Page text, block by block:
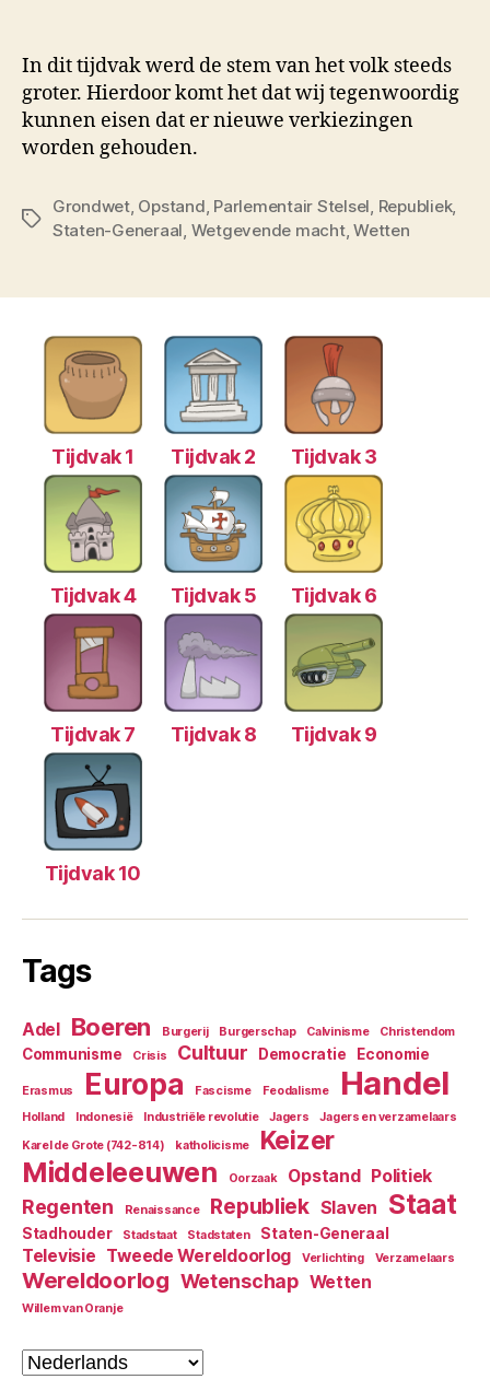
In dit tijdvak werd de stem van het volk steeds
groter. Hierdoor komt het dat wij tegenwoordig
kunnen eisen dat er nieuwe verkiezingen
worden gehouden.
Tags
Grondwet, Opstand, Parlementair Stelsel, Republiek,
Staten-Generaal, Wetgevende macht,Wetten
Tijdvak 1 Tijdvak 2 Tijdvak 3
Tijdvak 4 Tijdvak 5 Tijdvak 6
Tijdvak 7 Tijdvak 8 Tijdvak 9
Tijdvak 10
Tags
Adel Boeren Burgerij Burgerschap Calvinisme Christendom
Communisme Crisis Cultuur Democratie Economie
Erasmus Europa Fascisme Feodalisme Handel
Holland Indonesië Industriële revolutie Jagers
Jagers en verzamelaars
Karel de Grote (742-814)
katholicisme Keizer
Middeleeuwen Oorzaak Opstand Politiek
Regenten Renaissance Republiek Slaven Staat
Stadhouder Stadstaat Stadstaten Staten-Generaal
Televisie Tweede Wereldoorlog Verlichting Verzamelaars
Wereldoorlog Wetenschap Wetten
Willem van Oranje
Kies
een